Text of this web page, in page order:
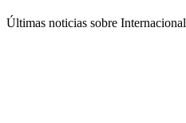
Últimas noticias sobre Internacional